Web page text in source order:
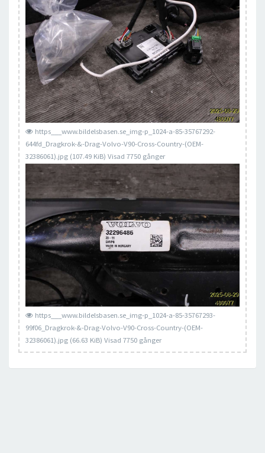
https___www.bildelsbasen.se_img-p_1024-a-85-35767292-
644fd_Dragkrok-&-Drag-Volvo-V90-Cross-Country-(OEM-
32386061).jpg (107.49 KiB) Visad 7750 gånger
https___www.bildelsbasen.se_img-p_1024-a-85-35767293-
99f06_Dragkrok-&-Drag-Volvo-V90-Cross-Country-(OEM-
32386061).jpg (66.63 KiB) Visad 7750 gånger